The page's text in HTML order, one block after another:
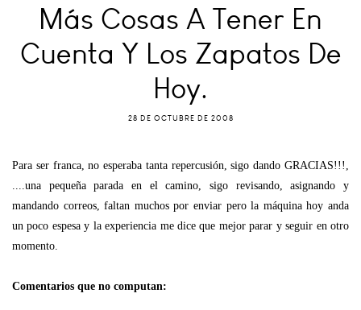
Más Cosas A Tener En
Cuenta Y Los Zapatos De
Hoy.
28 DE OCTUBRE DE 2008
Para ser franca, no esperaba tanta repercusión, sigo dando GRACIAS!!!,
....una pequeña parada en el camino, sigo revisando, asignando y
mandando correos, faltan muchos por enviar pero la máquina hoy anda
un poco espesa y la experiencia me dice que mejor parar y seguir en otro
momento.
Comentarios que no computan: